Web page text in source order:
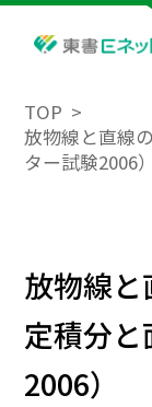
TOP
放物線と直線
ター試験2006）
放物線と
定積分
2006）